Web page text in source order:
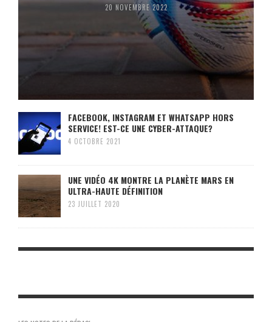
20 NOVEMBRE 2022
FACEBOOK, INSTAGRAM ET WHATSAPP HORS
SERVICE! EST-CE UNE CYBER-ATTAQUE?
4 OCTOBRE 2021
UNE VIDÉO 4K MONTRE LA PLANÈTE MARS EN
ULTRA-HAUTE DÉFINITION
23 JUILLET 2020